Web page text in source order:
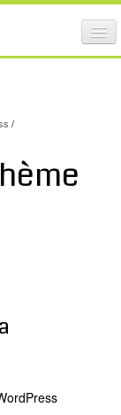
le
SITES INTERNET
/